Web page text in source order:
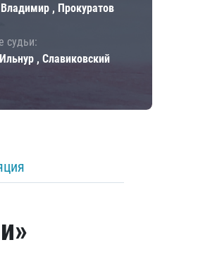
, Прокуратов
судьи:
, Славиковский